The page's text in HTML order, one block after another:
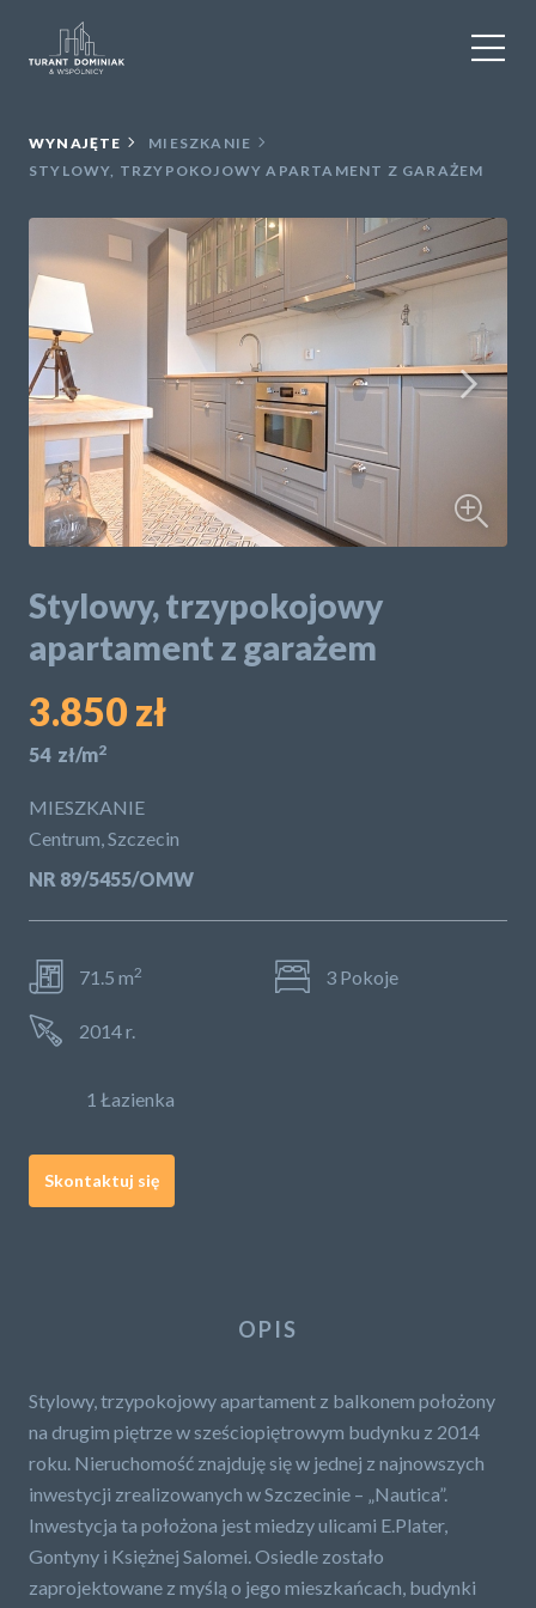
WYNAJEM
OBIEKTY KOMERCYJNE
DLA DEWELOPERÓW
USŁUGI DODATKOWE
O NAS
KONTAKT
WYNAJĘTE
MIESZKANIE
STYLOWY, TRZYPOKOJOWY APARTAMENT Z GARAŻEM
Stylowy, trzypokojowy
apartament z garażem
3.850 zł
54 zł/m2
MIESZKANIE
Centrum, Szczecin
NR 89/5455/OMW
71.5 m2 3 Pokoje
2014 r.
1 Łazienka
Skontaktuj się
OPIS
Stylowy, trzypokojowy apartament z balkonem położony
na drugim piętrze w sześciopiętrowym budynku z 2014
roku. Nieruchomość znajduję się w jednej z najnowszych
inwestycji zrealizowanych w Szczecinie – „Nautica”.
Inwestycja ta położona jest miedzy ulicami E.Plater,
Gontyny i Księżnej Salomei. Osiedle zostało
zaprojektowane z myślą o jego mieszkańcach, budynki